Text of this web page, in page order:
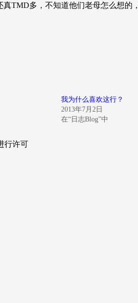
TMD多，不知道他们老母怎么想的
我为什么喜欢这行？
2013年7月2日
在“日志Blog”中
行许可